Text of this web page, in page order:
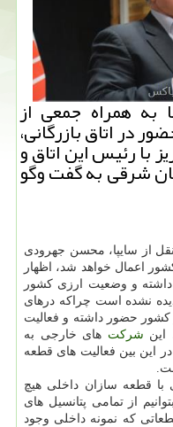
به همراه جمعی از
در اتاق بازرگانی،
با رئیس این اتاق و
شرقی به گفت وگو
از سایپا، محسن جهرودی
اعمال خواهد شد، اظهار
و وضعیت ارزی كشور
نشده است چراكه درهای
كشور حضور داشته و فعالیت
این شركت های خارجی به
این بین فعالیت های قطعه
با قطعه سازان داخلی هیچ
از تمامی پتانسیل های
كه نمونه داخلی وجود